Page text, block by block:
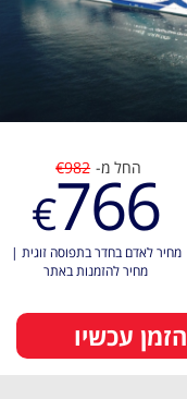
החל מ- €982
€766
מחיר לאדם בחדר בתפוסה זוגית |
מחיר להזמנות באתר
הזמן עכשיו